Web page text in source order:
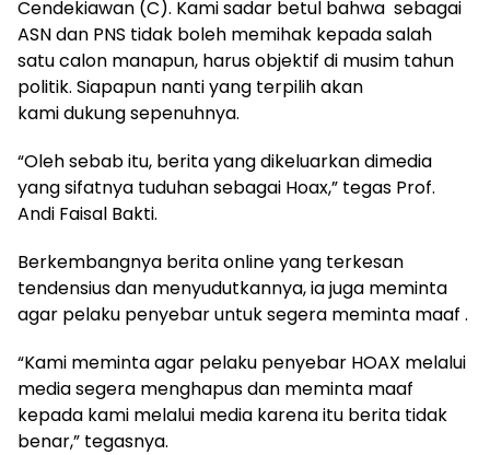
Cendekiawan (C). Kami sadar betul bahwa sebagai
ASN dan PNS tidak boleh memihak kepada salah
satu calon manapun, harus objektif di musim tahun
politik. Siapapun nanti yang terpilih akan
kami dukung sepenuhnya.
“Oleh sebab itu, berita yang dikeluarkan dimedia
yang sifatnya tuduhan sebagai Hoax,” tegas Prof.
Andi Faisal Bakti.
Berkembangnya berita online yang terkesan
tendensius dan menyudutkannya, ia juga meminta
agar pelaku penyebar untuk segera meminta maaf .
“Kami meminta agar pelaku penyebar HOAX melalui
media segera menghapus dan meminta maaf
kepada kami melalui media karena itu berita tidak
benar,” tegasnya.